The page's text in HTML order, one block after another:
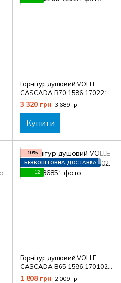
Гарнітур душовий VOLLE
CASCADA B70 1586.170221,
бронозовий
3 320 грн 3 689 грн
Купити
−10%
БЕЗКОШТОВНА ДОСТАВКА
12
Гарнітур душовий VOLLE
CASCADA B65 1586.170102,
нікель
1 808 грн 2 009 грн